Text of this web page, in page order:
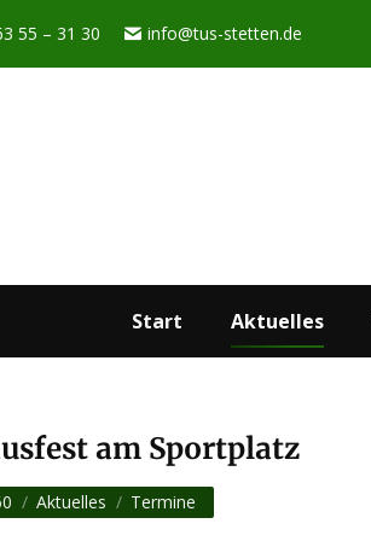
55 – 31 30 info@tus-stetten.de
Start Aktuelles
am Sportplatz
sich hier:
Aktuelles Termine